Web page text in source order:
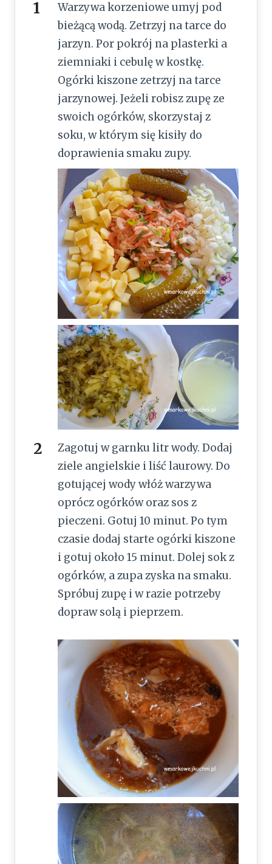
Warzywa korzeniowe umyj pod
bieżącą wodą. Zetrzyj na tarce do
jarzyn. Por pokrój na plasterki a
ziemniaki i cebulę w kostkę.
Ogórki kiszone zetrzyj na tarce
jarzynowej. Jeżeli robisz zupę ze
swoich ogórków, skorzystaj z
soku, w którym się kisiły do
doprawienia smaku zupy.
Zagotuj w garnku litr wody. Dodaj
ziele angielskie i liść laurowy. Do
gotującej wody włóż warzywa
oprócz ogórków oraz sos z
pieczeni. Gotuj 10 minut. Po tym
czasie dodaj starte ogórki kiszone
i gotuj około 15 minut. Dolej sok z
ogórków, a zupa zyska na smaku.
Spróbuj zupę i w razie potrzeby
dopraw solą i pieprzem.